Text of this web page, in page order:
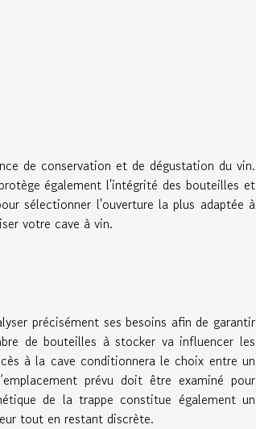
de conservation et de dégustation du vin.
également l'intégrité des bouteilles et
sélectionner l'ouverture la plus adaptée à
votre cave à vin.
précisément ses besoins afin de garantir
de bouteilles à stocker va influencer les
à la cave conditionnera le choix entre un
prévu doit être examiné pour
de la trappe constitue également un
tout en restant discrète.